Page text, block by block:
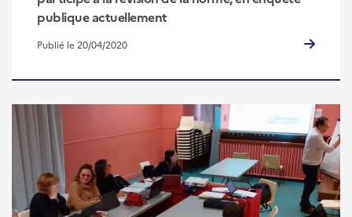
publique actuellement
Publié le 20/04/2020